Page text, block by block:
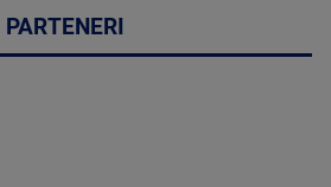
PARTENERI